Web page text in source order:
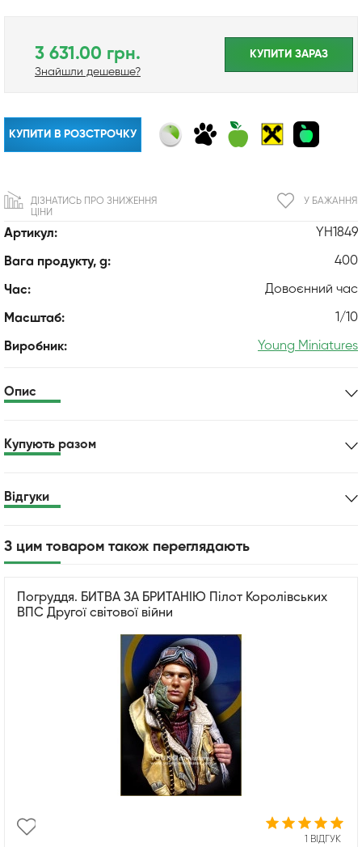
Артикул: YH1849
Вага продукту, g: 400
Час: Довоєнний час
Масштаб: 1/10
Виробник: Young Miniatures
3 631.00 грн.
Знайшли дешевше?
КУПИТИ ЗАРАЗ
КУПИТИ В РОЗСТРОЧКУ
У БАЖАННЯ
ДІЗНАТИСЬ ПРО ЗНИЖЕННЯ
ЦІНИ
Опис
Купують разом
Відгуки
З цим товаром також переглядають
Погруддя. БИТВА ЗА БРИТАНІЮ Пілот Королівських
ВПС Другої світової війни
1 ВІДГУК